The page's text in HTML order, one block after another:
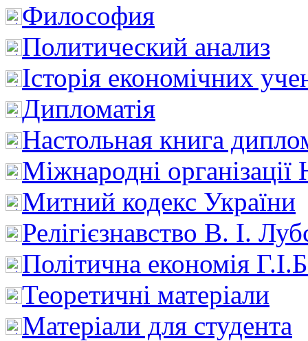
Философия
Политический анализ
Історія економічних
Дипломатія
Настольная книга
Міжнародні
Митний кодекс України
Релігієзнавство В. І.
Політична економія
Теоретичні матеріали
Матеріали для студента